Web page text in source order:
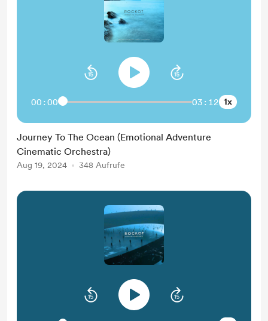
00:00 03:12 1x
Journey To The Ocean (Emotional Adventure
Cinematic Orchestra)
Aug 19, 2024 348 Aufrufe